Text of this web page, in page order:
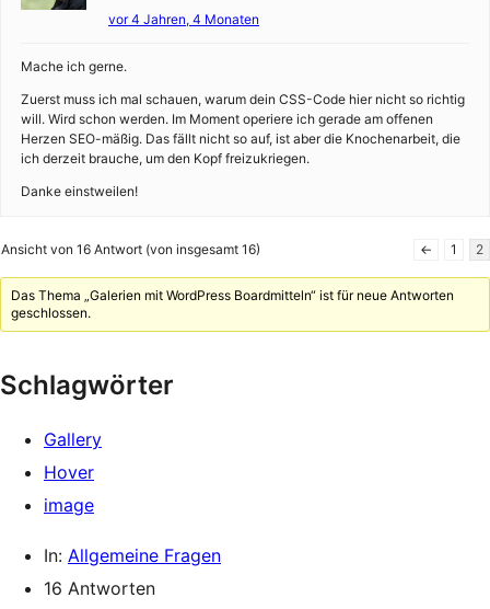
vor 4 Jahren, 4 Monaten
Mache ich gerne.
Zuerst muss ich mal schauen, warum dein CSS-Code hier nicht so richtig
will. Wird schon werden. Im Moment operiere ich gerade am offenen
Herzen SEO-mäßig. Das fällt nicht so auf, ist aber die Knochenarbeit, die
ich derzeit brauche, um den Kopf freizukriegen.
Danke einstweilen!
Ansicht von 16 Antwort (von insgesamt 16) ← 1 2
Das Thema „Galerien mit WordPress Boardmitteln“ ist für neue Antworten
geschlossen.
Schlagwörter
Gallery
Hover
image
In: Allgemeine Fragen
16 Antworten